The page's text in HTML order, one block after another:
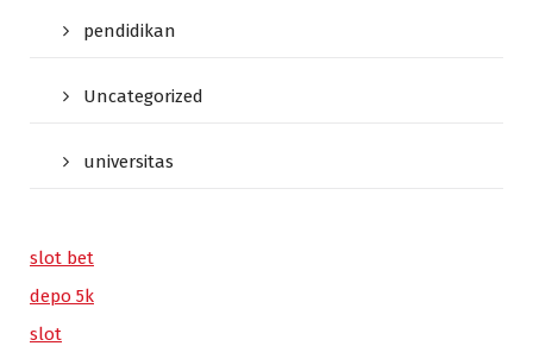
pendidikan
Uncategorized
universitas
slot bet
depo 5k
slot